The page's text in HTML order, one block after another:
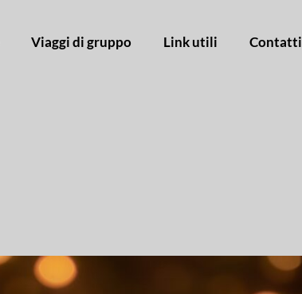
Viaggi di gruppo Link utili Contatti